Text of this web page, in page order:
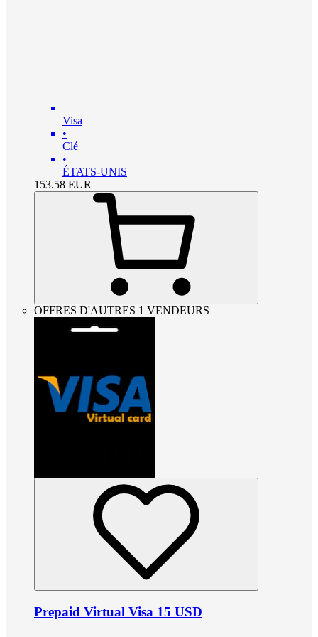
Visa
•
Clé
•
ÉTATS-UNIS
153.58 EUR
OFFRES D'AUTRES 1 VENDEURS
Prepaid Virtual Visa 15 USD